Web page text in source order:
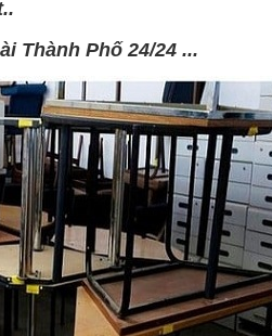
Thành Phố 24/24 ...